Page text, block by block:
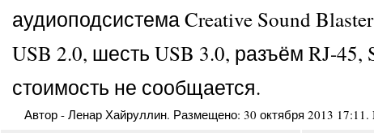
аудиоподсистема Creative Sound
USB 2.0, шесть USB 3.0, разъём RJ-
стоимость не сообщается.
Автор - Ленар Хайруллин. Размещено: 30 октября 2013 17:11.